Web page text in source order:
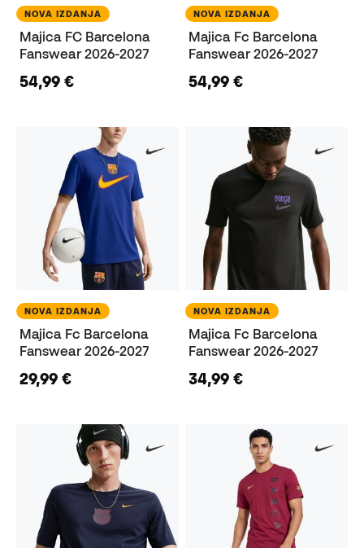
NOVA IZDANJA
Majica FC Barcelona
Fanswear 2026-2027
54,99 €
NOVA IZDANJA
Majica Fc Barcelona
Fanswear 2026-2027
54,99 €
NOVA IZDANJA
Majica Fc Barcelona
Fanswear 2026-2027
29,99 €
NOVA IZDANJA
Majica Fc Barcelona
Fanswear 2026-2027
34,99 €